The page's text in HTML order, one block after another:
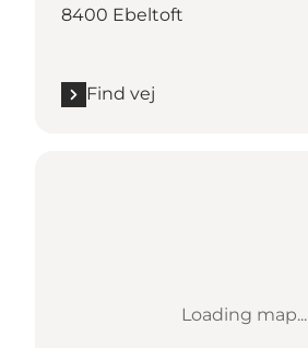
8400 Ebeltoft
Find vej
Loading map...